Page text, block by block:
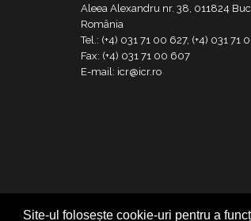
Site-ul folosește cookie-uri pentru a
Aleea Alexandru nr. 38, 011824
România
Tel.: (+4) 031 71 00 627, (+4) 031 71
Fax: (+4) 031 71 00 607
E-mail: icr@icr.ro